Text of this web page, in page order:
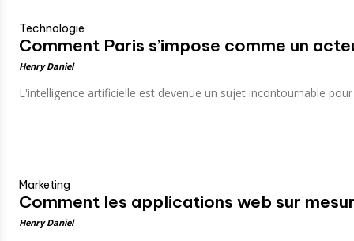
Technologie
Comment Paris s’impose comme un
Henry Daniel
L'intelligence artificielle est devenue un sujet incontournable pour
Marketing
Comment les applications web sur
Henry Daniel